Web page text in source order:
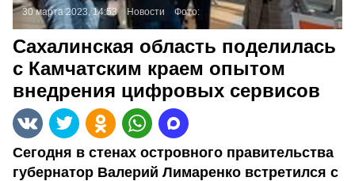
30 марта 2023, 14:53 Новости Фото:
Сахалинская область поделилась
с Камчатским краем опытом
внедрения цифровых сервисов
Сегодня в стенах островного правительства
губернатор Валерий Лимаренко встретился с